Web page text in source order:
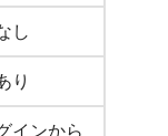
し
り
インから